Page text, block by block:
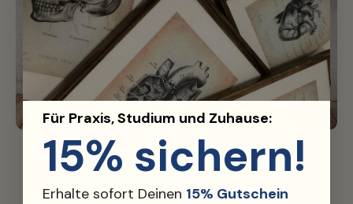
Brust Anatomie Poster
(1)
39,99€ 19,99€
Lovely Lines
(1)
39,99€ 19,99€
Für Praxis, Studium und Zuhause:
15% sichern!
Erhalte sofort Deinen 15% Gutschein